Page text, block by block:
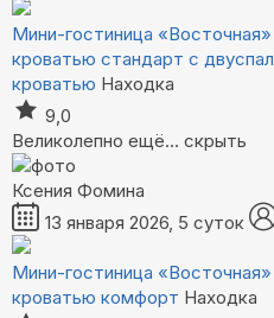
Мини-гостиница «Восточная»
кроватью стандарт с
кроватью Находка
9,0
Великолепно ещё... скрыть
Ксения Фомина
13 января 2026, 5 суток
Мини-гостиница «Восточная»
кроватью комфорт Находка